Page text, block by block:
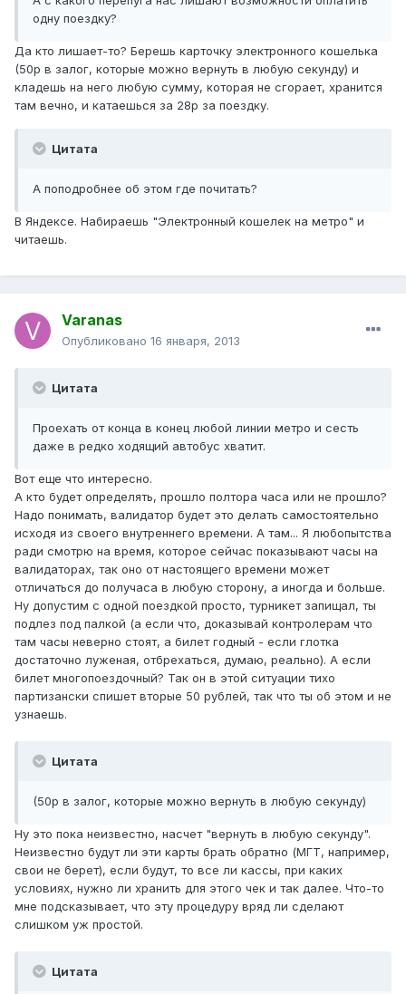
одну поездку?
Да кто лишает-то? Берешь карточку электронного кошелька
(50р в залог, которые можно вернуть в любую секунду) и
кладешь на него любую сумму, которая не сгорает, хранится
там вечно, и катаешься за 28р за поездку.
Цитата
А поподробнее об этом где почитать?
В Яндексе. Набираешь "Электронный кошелек на метро" и
читаешь.
Varanas
Опубликовано 16 января, 2013
Цитата
Проехать от конца в конец любой линии метро и сесть
даже в редко ходящий автобус хватит.
Вот еще что интересно.
А кто будет определять, прошло полтора часа или не прошло?
Надо понимать, валидатор будет это делать самостоятельно
исходя из своего внутреннего времени. А там... Я любопытства
ради смотрю на время, которое сейчас показывают часы на
валидаторах, так оно от настоящего времени может
отличаться до получаса в любую сторону, а иногда и больше.
Ну допустим с одной поездкой просто, турникет запищал, ты
подлез под палкой (а если что, доказывай контролерам что
там часы неверно стоят, а билет годный - если глотка
достаточно луженая, отбрехаться, думаю, реально). А если
билет многопоездочный? Так он в этой ситуации тихо
партизански спишет вторые 50 рублей, так что ты об этом и не
узнаешь.
Цитата
(50р в залог, которые можно вернуть в любую секунду)
Ну это пока неизвестно, насчет "вернуть в любую секунду".
Неизвестно будут ли эти карты брать обратно (МГТ, например,
свои не берет), если будут, то все ли кассы, при каких
условиях, нужно ли хранить для этого чек и так далее. Что-то
мне подсказывает, что эту процедуру вряд ли сделают
слишком уж простой.
Цитата